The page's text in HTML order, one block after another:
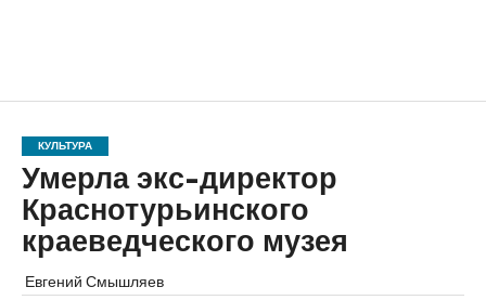
КУЛЬТУРА
Умерла экс-директор
Краснотурьинского
краеведческого музея
Евгений Смышляев